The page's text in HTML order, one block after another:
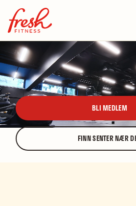
Få med deg hva som
OPPUSSING PÅ
BLI MEDLEM
FINN SENTER NÆR